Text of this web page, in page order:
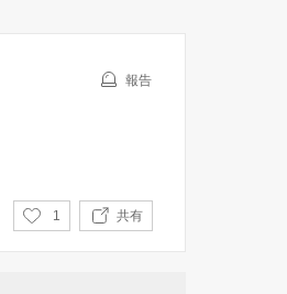
報告
い
1 共有